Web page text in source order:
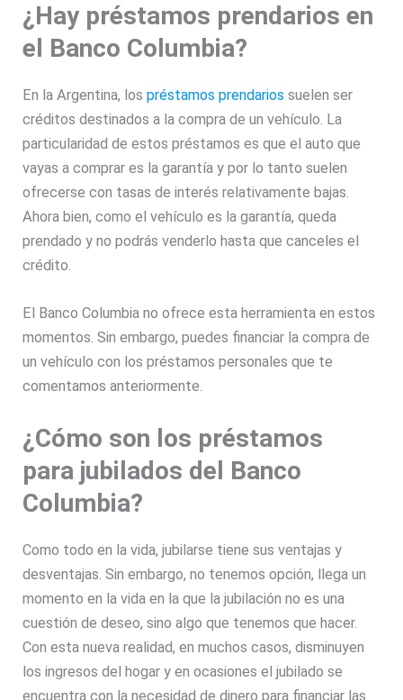
¿Hay préstamos prendarios en
el Banco Columbia?
En la Argentina, los préstamos prendarios suelen ser
créditos destinados a la compra de un vehículo. La
particularidad de estos préstamos es que el auto que
vayas a comprar es la garantía y por lo tanto suelen
ofrecerse con tasas de interés relativamente bajas.
Ahora bien, como el vehículo es la garantía, queda
prendado y no podrás venderlo hasta que canceles el
crédito.
El Banco Columbia no ofrece esta herramienta en estos
momentos. Sin embargo, puedes financiar la compra de
un vehículo con los préstamos personales que te
comentamos anteriormente.
¿Cómo son los préstamos
para jubilados del Banco
Columbia?
Como todo en la vida, jubilarse tiene sus ventajas y
desventajas. Sin embargo, no tenemos opción, llega un
momento en la vida en la que la jubilación no es una
cuestión de deseo, sino algo que tenemos que hacer.
Con esta nueva realidad, en muchos casos, disminuyen
los ingresos del hogar y en ocasiones el jubilado se
encuentra con la necesidad de dinero para financiar las